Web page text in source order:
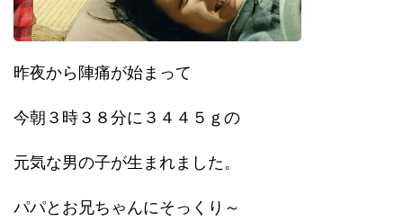
昨夜から陣痛が始まって
今朝３時３８分に３４４５ｇの
元気な男の子が生まれました。
パパとお兄ちゃんにそっくり～